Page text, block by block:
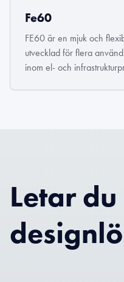
Fe60
FE60 är en mjuk och
utvecklad för flera
inom el- och
Letar